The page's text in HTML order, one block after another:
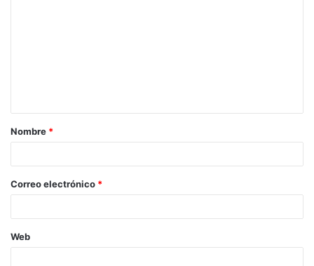
Nombre *
Correo electrónico *
Web